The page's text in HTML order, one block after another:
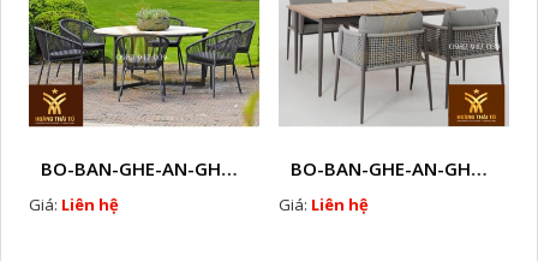
BO-BAN-GHE-AN-GHE-CAFE-MAY-NHUA-NGOAI-TROI-W53
Giá: Liên hệ
BO-BAN-GHE-AN-GHE-CAFE-MAY-NHUA-NGOAI-TROI-W54
Giá: Liên hệ